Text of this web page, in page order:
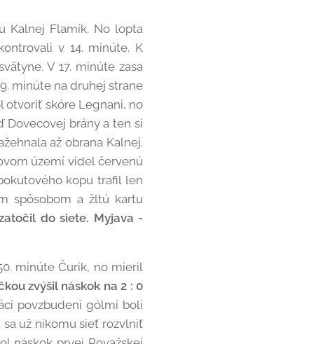
Kalnej Flamík. No lopta
v 14. minúte. K
V 17. minúte zasa
minúte na druhej strane
otvoriť skóre Legnani, no
Dovecovej brány a ten si
až obrana Kalnej.
území videl červenú
kopu trafil len
spôsobom a žltú kartu
do siete. Myjava -
minúte Čurik, no mieril
zvýšil náskok na 2 : 0
povzbudení gólmi boli
už nikomu sieť rozvlniť